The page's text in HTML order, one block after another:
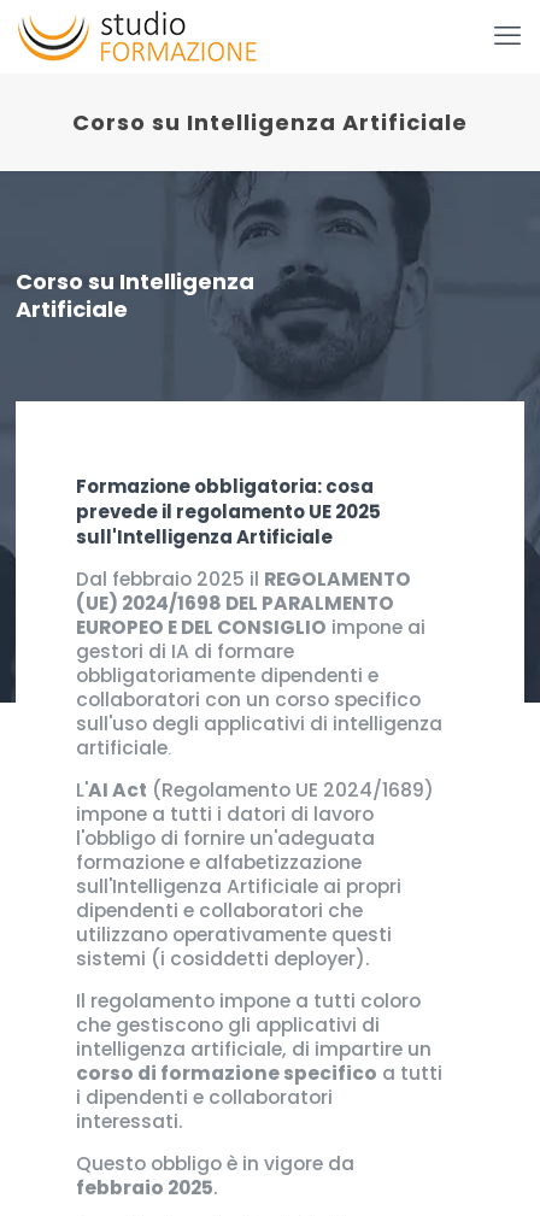
Corso su Intelligenza Artificiale
Corso su Intelligenza
Artificiale
Formazione obbligatoria: cosa
prevede il regolamento UE 2025
sull'Intelligenza Artificiale
Dal febbraio 2025 il REGOLAMENTO
(UE) 2024/1698 DEL PARALMENTO
EUROPEO E DEL CONSIGLIO impone ai
gestori di IA di formare
obbligatoriamente dipendenti e
collaboratori con un corso specifico
sull'uso degli applicativi di intelligenza
artificiale.
L'AI Act (Regolamento UE 2024/1689)
impone a tutti i datori di lavoro
l'obbligo di fornire un'adeguata
formazione e alfabetizzazione
sull'Intelligenza Artificiale ai propri
dipendenti e collaboratori che
utilizzano operativamente questi
sistemi (i cosiddetti deployer).
Il regolamento impone a tutti coloro
che gestiscono gli applicativi di
intelligenza artificiale, di impartire un
corso di formazione specifico a tutti
i dipendenti e collaboratori
interessati.
Questo obbligo è in vigore da
febbraio 2025.